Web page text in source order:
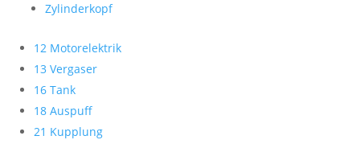
Zylinderkopf
12 Motorelektrik
13 Vergaser
16 Tank
18 Auspuff
21 Kupplung